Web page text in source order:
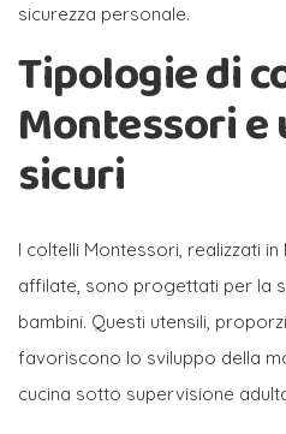
sicurezza personale.
Tipologie di
Montessori
sicuri
I coltelli Montessori, realizzati
affilate, sono progettati per la
bambini. Questi utensili,
favoriscono lo sviluppo della
cucina sotto supervisione